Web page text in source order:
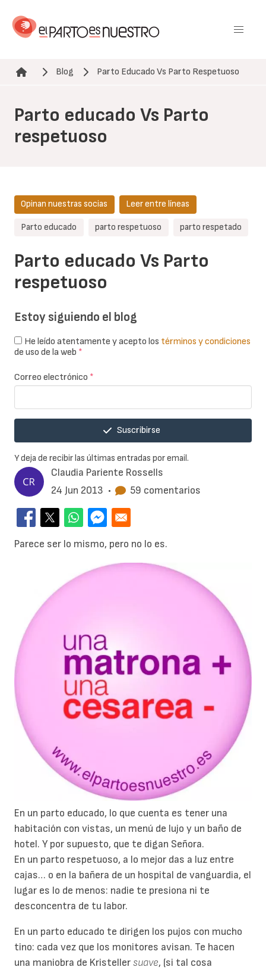
contenido
Ruta de navegación
Blog Parto Educado Vs Parto Respetuoso
Parto educado Vs Parto
respetuoso
Claudia Pariente Rossells
24 Jun 2013 • 59 comentarios
Parto educado Vs Parto
respetuoso
Opinan nuestras socias Leer entre líneas
Parto educado parto respetuoso parto respetado
Parece ser lo mismo, pero no lo es.
En un parto educado, lo que cuenta es tener una
habitación con vistas, un menú de lujo y un baño de
hotel. Y por supuesto, que te digan Señora.
En un parto respetuoso, a lo mejor das a luz entre
cajas… o en la bañera de un hospital de vanguardia, el
lugar es lo de menos: nadie te presiona ni te
desconcentra de tu labor.
En un parto educado te dirigen los pujos con mucho
tino: cada vez que los monitores avisan. Te hacen
una maniobra de Kristeller suave, (si tal cosa
Estoy siguiendo el blog
He leído atentamente y acepto los términos y condiciones
de uso de la web *
Correo electrónico *
Suscribirse
Y deja de recibir las últimas entradas por email.